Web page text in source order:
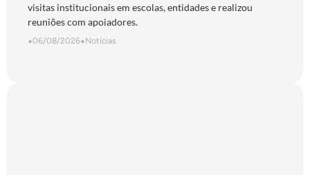
visitas institucionais em escolas, entidades e realizou
reuniões com apoiadores.
•06/08/2026•Notícias